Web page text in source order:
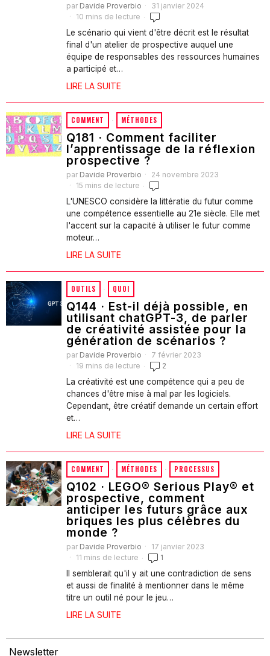
par Davide Proverbio
31 janvier 2024
10 mins de lecture
Le scénario qui vient d'être décrit est le résultat
final d'un atelier de prospective auquel une
équipe de responsables des ressources humaines
a participé et…
LIRE LA SUITE
COMMENT · MÉTHODES
Q181 · Comment faciliter
l’apprentissage de la réflexion
prospective ?
par Davide Proverbio
24 novembre 2023
15 mins de lecture
L'UNESCO considère la littératie du futur comme
une compétence essentielle au 21e siècle. Elle met
l'accent sur la capacité à utiliser le futur comme
moteur…
LIRE LA SUITE
OUTILS · QUOI
Q144 · Est-il déjà possible, en
utilisant chatGPT-3, de parler
de créativité assistée pour la
génération de scénarios ?
par Davide Proverbio
7 février 2023
19 mins de lecture
2
La créativité est une compétence qui a peu de
chances d'être mise à mal par les logiciels.
Cependant, être créatif demande un certain effort
et…
LIRE LA SUITE
COMMENT · MÉTHODES · PROCESSUS
Q102 · LEGO® Serious Play® et
prospective, comment
anticiper les futurs grâce aux
briques les plus célèbres du
monde ?
par Davide Proverbio
17 janvier 2023
11 mins de lecture
1
Il semblerait qu'il y ait une contradiction de sens
et aussi de finalité à mentionner dans le même
titre un outil né pour le jeu…
LIRE LA SUITE
Newsletter